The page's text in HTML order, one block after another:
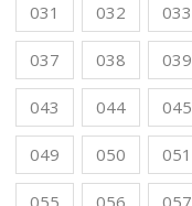
031 032 033
037 038 039
043 044 045
049 050 051